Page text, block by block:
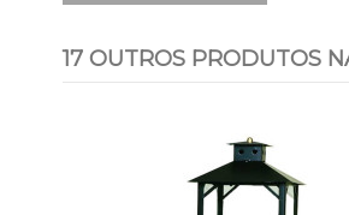
17 OUTROS PRODUTOS